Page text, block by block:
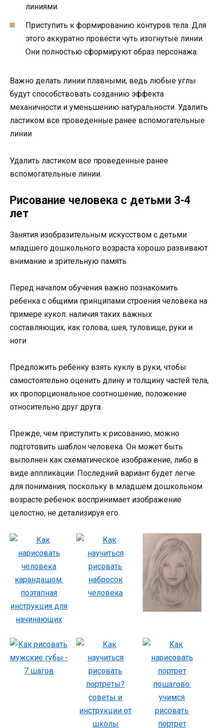
линиями.
Приступить к формированию контуров тела. Для
этого аккуратно провести чуть изогнутые линии.
Они полностью сформируют образ персонажа.
Важно делать линии плавными, ведь любые углы
будут способствовать созданию эффекта
механичности и уменьшению натуральности. Удалить
ластиком все проведенные ранее вспомогательные
линии
Удалить ластиком все проведенные ранее
вспомогательные линии.
Рисование человека с детьми 3-4
лет
Занятия изобразительным искусством с детьми
младшего дошкольного возраста хорошо развивают
внимание и зрительную память
Перед началом обучения важно познакомить
ребенка с общими принципами строения человека на
примере кукол: наличия таких важных
составляющих, как голова, шея, туловище, руки и
ноги
Предложить ребенку взять куклу в руки, чтобы
самостоятельно оценить длину и толщину частей тела,
их пропорциональное соотношение, положение
относительно друг друга.
Прежде, чем приступить к рисованию, можно
подготовить шаблон человека. Он может быть
выполнен как схематическое изображение, либо в
виде аппликации. Последний вариант будет легче
для понимания, поскольку в младшем дошкольном
возрасте ребенок воспринимает изображение
целостно, не детализируя его.